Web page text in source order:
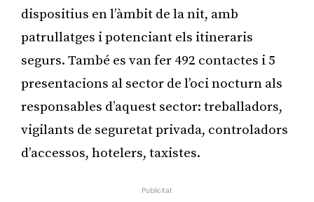
dispositius en l’àmbit de la nit, amb
patrullatges i potenciant els itineraris
segurs. També es van fer 492 contactes i 5
presentacions al sector de l’oci nocturn als
responsables d’aquest sector: treballadors,
vigilants de seguretat privada, controladors
d’accessos, hotelers, taxistes.
Publicitat